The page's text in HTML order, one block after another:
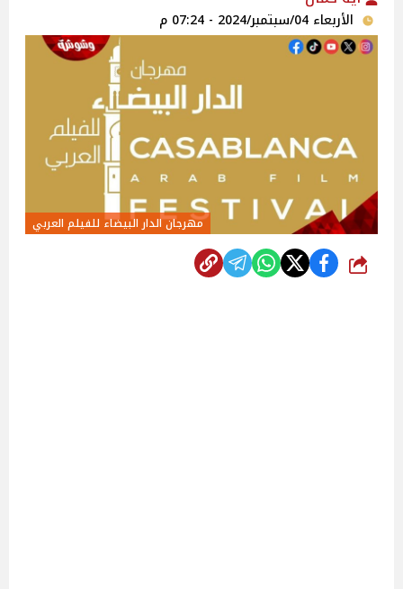
الأربعاء 04/سبتمبر/2024 - 07:24 م
مهرجان الدار البيضاء للفيلم العربي
شارك